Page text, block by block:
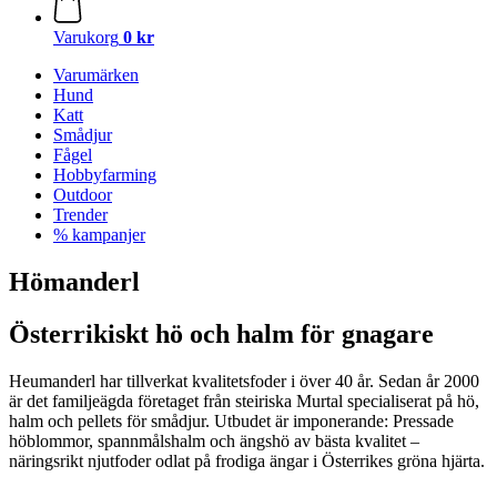
Varukorg 0 kr
Varumärken
Hund
Katt
Smådjur
Fågel
Hobbyfarming
Outdoor
Trender
% kampanjer
Hömanderl
Österrikiskt hö och halm för gnagare
Heumanderl har tillverkat kvalitetsfoder i över 40 år. Sedan år 2000
är det familjeägda företaget från steiriska Murtal specialiserat på hö,
halm och pellets för smådjur. Utbudet är imponerande: Pressade
höblommor, spannmålshalm och ängshö av bästa kvalitet –
näringsrikt njutfoder odlat på frodiga ängar i Österrikes gröna hjärta.